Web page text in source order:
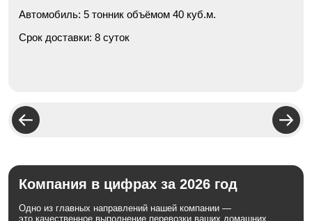
Автомобиль: 5 тонник объёмом 40 куб.м.
Срок доставки: 8 суток
Компания в цифрах за 2026 год
Одно из главных направлений нашей компании —
это качественное выполнение перевозки ваших домашних